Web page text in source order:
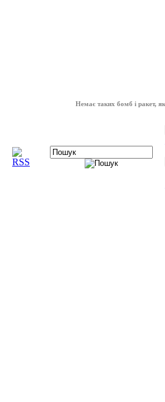
Немає таких бомб і ракет, які